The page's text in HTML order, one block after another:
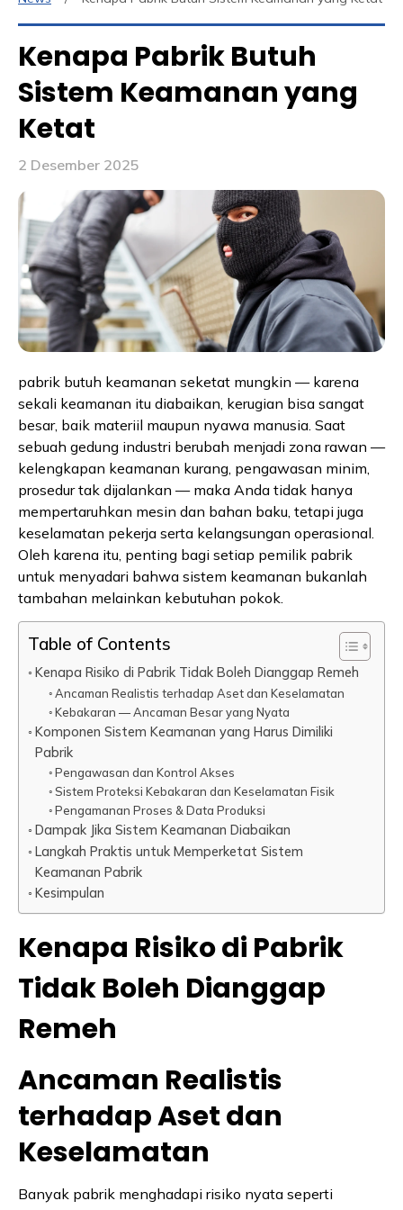
Kenapa Pabrik Butuh
Sistem Keamanan yang
Ketat
2 Desember 2025
pabrik butuh keamanan seketat mungkin — karena
sekali keamanan itu diabaikan, kerugian bisa sangat
besar, baik materiil maupun nyawa manusia. Saat
sebuah gedung industri berubah menjadi zona rawan —
kelengkapan keamanan kurang, pengawasan minim,
prosedur tak dijalankan — maka Anda tidak hanya
mempertaruhkan mesin dan bahan baku, tetapi juga
keselamatan pekerja serta kelangsungan operasional.
Oleh karena itu, penting bagi setiap pemilik pabrik
untuk menyadari bahwa sistem keamanan bukanlah
tambahan melainkan kebutuhan pokok.
Table of Contents
Kenapa Risiko di Pabrik Tidak Boleh Dianggap Remeh
Ancaman Realistis terhadap Aset dan Keselamatan
Kebakaran — Ancaman Besar yang Nyata
Komponen Sistem Keamanan yang Harus Dimiliki
Pabrik
Pengawasan dan Kontrol Akses
Sistem Proteksi Kebakaran dan Keselamatan Fisik
Pengamanan Proses & Data Produksi
Dampak Jika Sistem Keamanan Diabaikan
Langkah Praktis untuk Memperketat Sistem
Keamanan Pabrik
Kesimpulan
Kenapa Risiko di Pabrik
Tidak Boleh Dianggap
Remeh
Ancaman Realistis
terhadap Aset dan
Keselamatan
Banyak pabrik menghadapi risiko nyata seperti